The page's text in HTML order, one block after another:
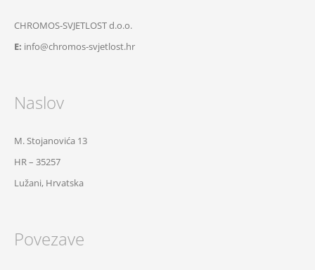
CHROMOS-SVJETLOST d.o.o.
E: info@chromos-svjetlost.hr
Naslov
M. Stojanovića 13
HR – 35257
Lužani, Hrvatska
Povezave